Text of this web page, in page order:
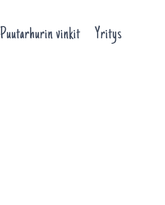
Puutarhurin vinkit Yritys